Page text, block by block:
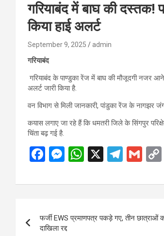
गरियाबंद में बाघ की दस्तक!
किया हाई अलर्ट
September 9, 2025 admin
गरियाबंद
गरियाबंद के पाण्डुका रेंज में बाघ की मौजूदगी नजर
अलर्ट जारी किया है.
वन विभाग से मिली जानकारी, पांडुका रेंज के नागझर
कयास लगाए जा रहे हैं कि धमतरी जिले के सिंगपुर
चिंता बढ़ गई है.
F
ce
o
o
M
se
g
er
W
at
A
X
T
e
a
G
ail
navigation
फर्जी EWS प्रमाणपत्र पकड़े गए, तीन छात्राओं
दाखिला रद्द